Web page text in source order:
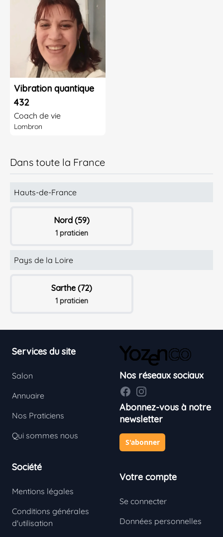
Vibration quantique
432
Coach de vie
Lombron
Dans toute la France
Hauts-de-France
Nord (59)
1 praticien
Pays de la Loire
Sarthe (72)
1 praticien
Services du site
Salon
Annuaire
Nos Praticiens
Qui sommes nous
Société
Mentions légales
Conditions générales
d'utilisation
Nos réseaux sociaux
FacebookInstagram
Abonnez-vous à notre
newsletter
S'abonner
Votre compte
Se connecter
Données personnelles